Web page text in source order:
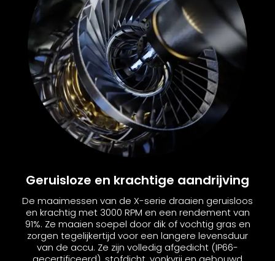
Geruisloze en krachtige aandrijving
De maaimessen van de X-serie draaien geruisloos
en krachtig met 3000 RPM en een rendement van
91%. Ze maaien soepel door dik of vochtig gras en
zorgen tegelijkertijd voor een langere levensduur
van de accu. Ze zijn volledig afgedicht (IP66-